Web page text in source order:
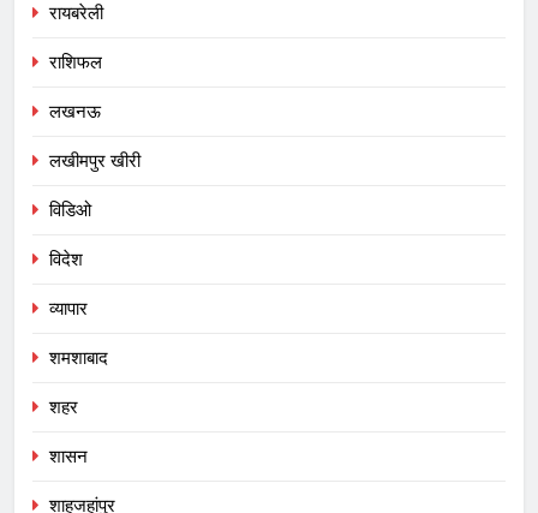
रायबरेली
राशिफल
लखनऊ
लखीमपुर खीरी
विडिओ
विदेश
व्यापार
शमशाबाद
शहर
शासन
शाहजहांपुर